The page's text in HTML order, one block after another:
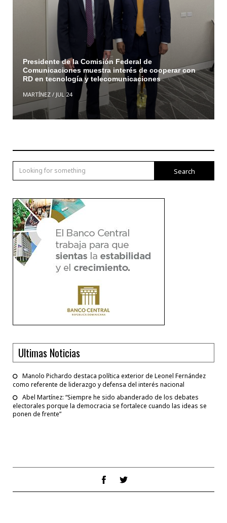
Presidente de la Comisión Federal de
Comunicaciones muestra interés de cooperar con
RD en tecnología y telecomunicaciones
MARTÍNEZ/ JUL 24
Search
Ultimas Noticias
Manolo Pichardo destaca política exterior de Leonel Fernández
como referente de liderazgo y defensa del interés nacional
Abel Martínez: “Siempre he sido abanderado de los debates
electorales porque la democracia se fortalece cuando las ideas se
ponen de frente”